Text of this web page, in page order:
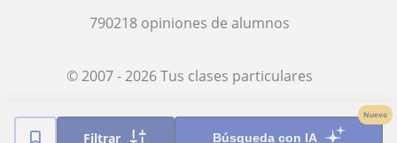
Filtrar Búsqueda con IA
Nuevo
790218 opiniones de alumnos
© 2007 - 2026 Tus clases particulares
Mapa web:Profesores particulares